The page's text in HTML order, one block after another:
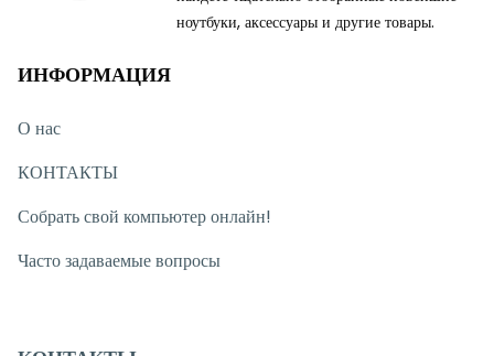
ноутбуки, аксессуары и другие товары.
ИНФОРМАЦИЯ
О нас
КОНТАКТЫ
Собрать свой компьютер онлайн!
Часто задаваемые вопросы